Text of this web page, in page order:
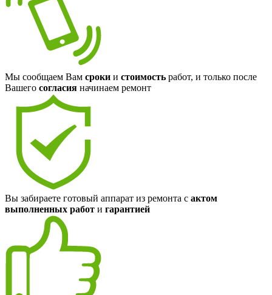
Мы сообщаем Вам сроки и стоимость работ, и только после
Вашего согласия начинаем ремонт
Вы забираете готовый аппарат из ремонта с актом
выполненных работ и гарантией